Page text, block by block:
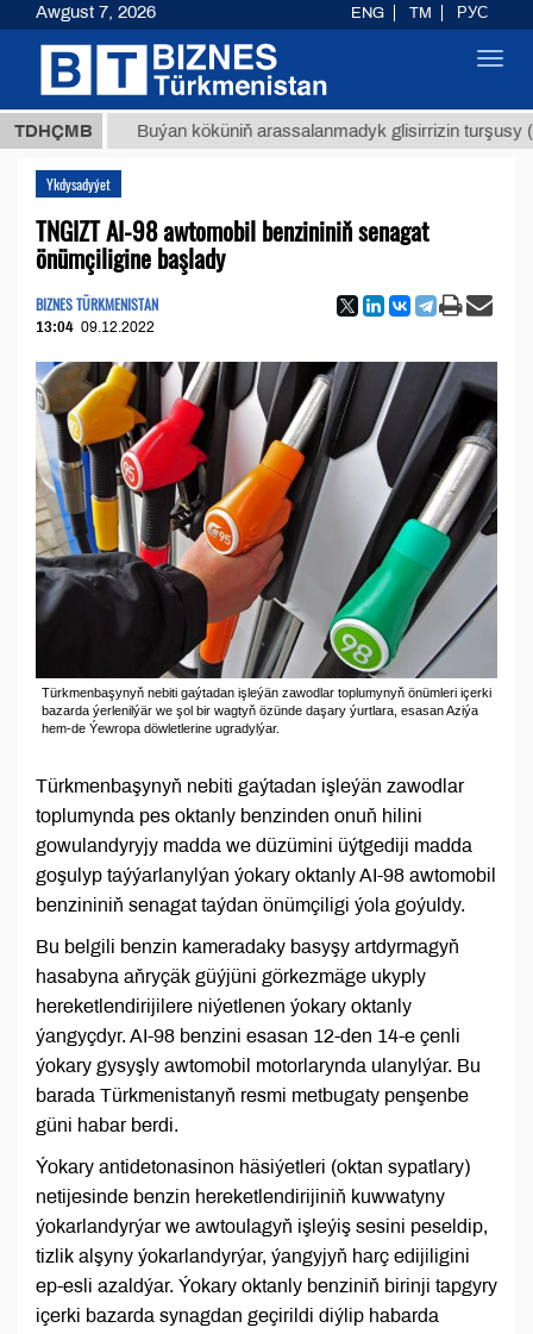
TDHÇMBBuýan köküniň arassalanmadyk glisirrizin turşusy (t.)
Ykdysadyýet
TNGIZT AI-98 awtomobil benzininiň senagat
önümçiligine başlady
BIZNES TÜRKMENISTAN
13:04 09.12.2022
Türkmenbaşynyň nebiti gaýtadan işleýän zawodlar toplumynyň önümleri içerki
bazarda ýerlenilýär we şol bir wagtyň özünde daşary ýurtlara, esasan Aziýa
hem-de Ýewropa döwletlerine ugradylýar.
Türkmenbaşynyň nebiti gaýtadan işleýän zawodlar
toplumynda pes oktanly benzinden onuň hilini
gowulandyryjy madda we düzümini üýtgediji madda
goşulyp taýýarlanylýan ýokary oktanly AI-98 awtomobil
benzininiň senagat taýdan önümçiligi ýola goýuldy.
Bu belgili benzin kameradaky basyşy artdyrmagyň
hasabyna aňryçäk güýjüni görkezmäge ukyply
hereketlendirijilere niýetlenen ýokary oktanly
ýangyçdyr. AI-98 benzini esasan 12-den 14-e çenli
ýokary gysyşly awtomobil motorlarynda ulanylýar. Bu
barada Türkmenistanyň resmi metbugaty penşenbe
güni habar berdi.
Ýokary antidetonasinon häsiýetleri (oktan sypatlary)
netijesinde benzin hereketlendirijiniň kuwwatyny
ýokarlandyrýar we awtoulagyň işleýiş sesini peseldip,
tizlik alşyny ýokarlandyrýar, ýangyjyň harç edijiligini
ep-esli azaldýar. Ýokary oktanly benziniň birinji tapgyry
içerki bazarda synagdan geçirildi diýlip habarda
Awgust 7, 2026 ENG TM РУС